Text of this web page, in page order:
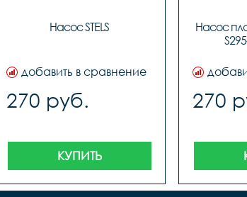
Насос STELS
добавить в сравнение
270 руб.
КУПИТЬ
Насос
270